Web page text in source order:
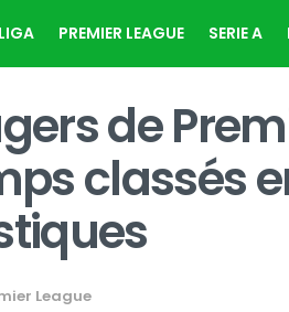
PREMIER LEAGUE SERIE A
de
classés
League